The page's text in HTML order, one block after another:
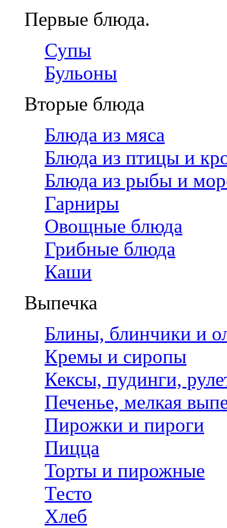
Первые блюда.
Супы
Бульоны
Вторые блюда
Блюда из мяса
Блюда из птицы и
Блюда из рыбы и
Гарниры
Овощные блюда
Грибные блюда
Каши
Выпечка
Блины, блинчики и
Кремы и сиропы
Кексы, пудинги,
Печенье, мелкая
Пирожки и пироги
Пицца
Торты и пирожные
Тесто
Хлеб